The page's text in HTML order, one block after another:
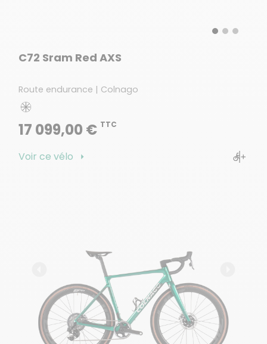
C72 Sram Red AXS
Route endurance | Colnago
17 099,00 € TTC
Voir ce vélo